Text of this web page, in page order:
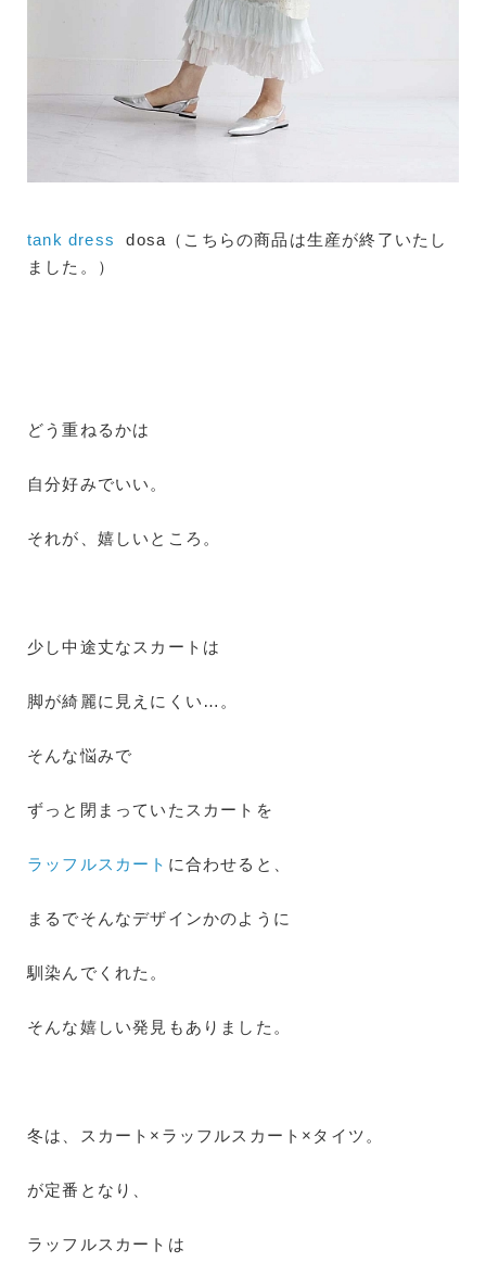
tank dress
dosa（こちらの商品は生産が終了いたし
ました。）
どう重ねるかは
自分好みでいい。
それが、嬉しいところ。
少し中途丈なスカートは
脚が綺麗に見えにくい…。
そんな悩みで
ずっと閉まっていたスカートを
ラッフルスカート に合わせると、
まるでそんなデザインかのように
馴染んでくれた。
そんな嬉しい発見もありました。
冬は、スカート×ラッフルスカート×タイツ。
が定番となり、
ラッフルスカートは